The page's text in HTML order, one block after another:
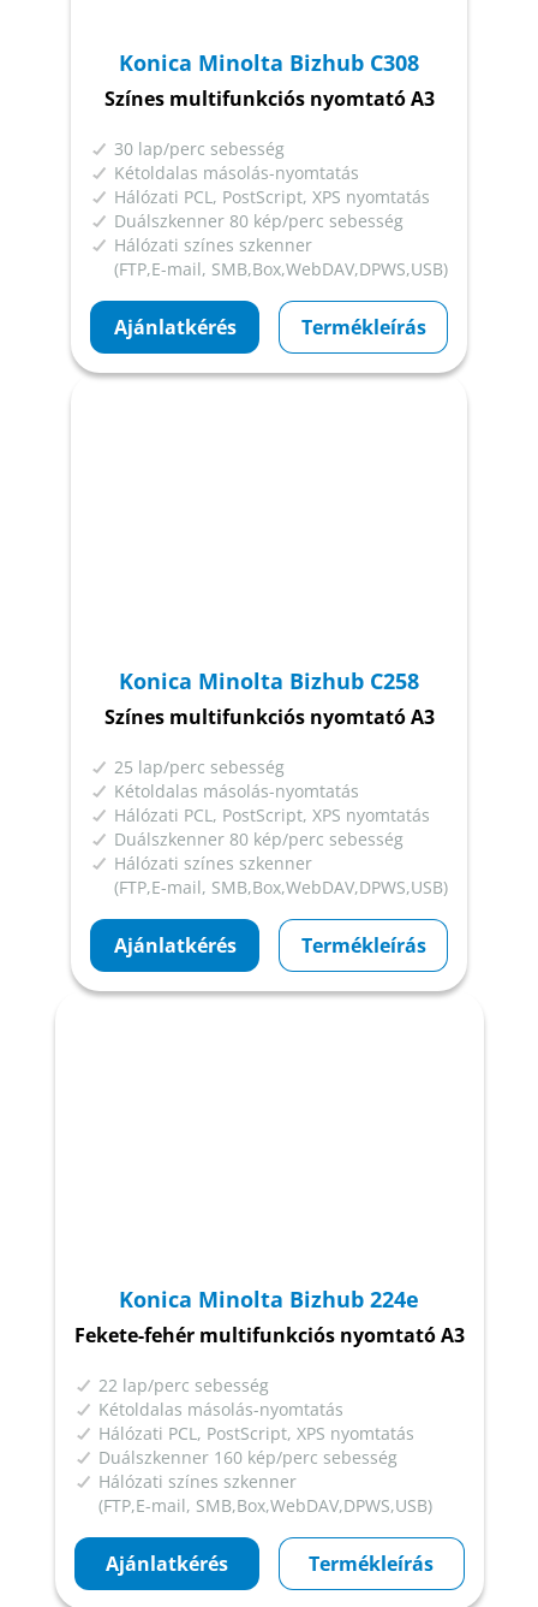
Konica Minolta Bizhub C308
Színes multifunkciós nyomtató A3
30 lap/perc sebesség
Kétoldalas másolás-nyomtatás
Hálózati PCL, PostScript, XPS nyomtatás
Duálszkenner 80 kép/perc sebesség
Hálózati színes szkenner
(FTP,E-mail, SMB,Box,WebDAV,DPWS,USB)
Ajánlatkérés Termékleírás
Konica Minolta Bizhub C258
Színes multifunkciós nyomtató A3
25 lap/perc sebesség
Kétoldalas másolás-nyomtatás
Hálózati PCL, PostScript, XPS nyomtatás
Duálszkenner 80 kép/perc sebesség
Hálózati színes szkenner
(FTP,E-mail, SMB,Box,WebDAV,DPWS,USB)
Ajánlatkérés Termékleírás
Konica Minolta Bizhub 224e
Fekete-fehér multifunkciós nyomtató A3
22 lap/perc sebesség
Kétoldalas másolás-nyomtatás
Hálózati PCL, PostScript, XPS nyomtatás
Duálszkenner 160 kép/perc sebesség
Hálózati színes szkenner
(FTP,E-mail, SMB,Box,WebDAV,DPWS,USB)
Ajánlatkérés Termékleírás